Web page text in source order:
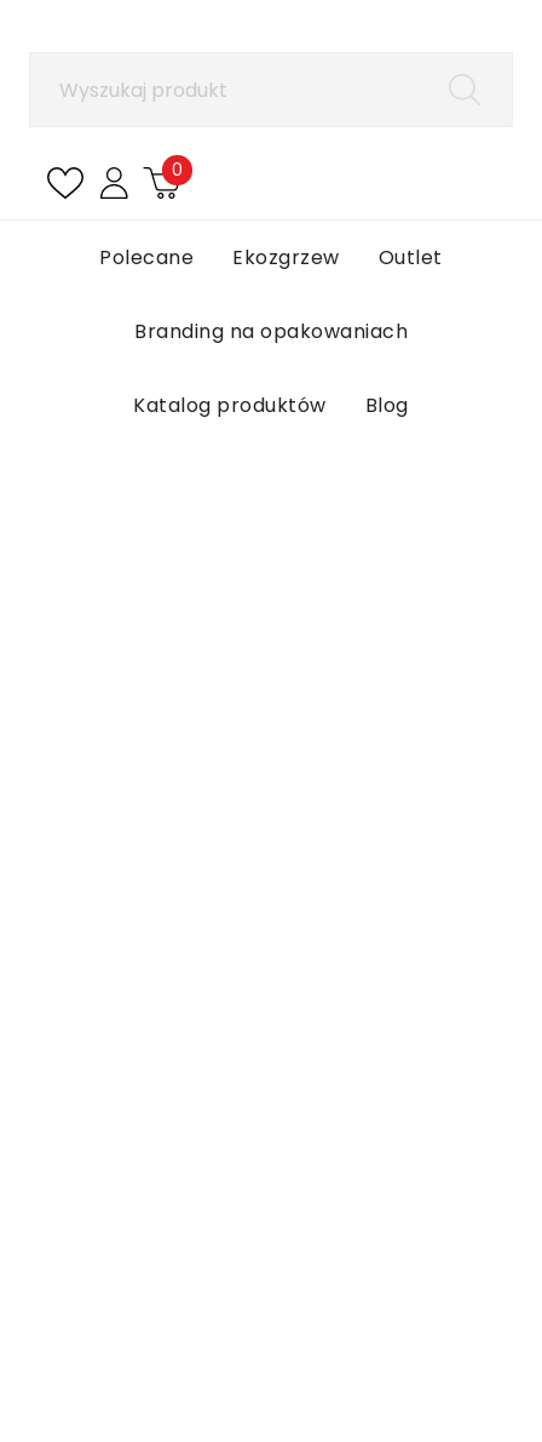
0
Polecane Ekozgrzew Outlet
Branding na opakowaniach
Katalog produktów Blog
Aby zapisać produkty na liście ulubionych, musisz
Anuluj Zaloguj się